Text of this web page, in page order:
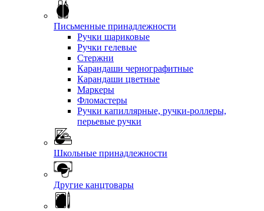
Письменные принадлежности
Ручки шариковые
Ручки гелевые
Стержни
Карандаши чернографитные
Карандаши цветные
Маркеры
Фломастеры
Ручки капиллярные, ручки-роллеры,
перьевые ручки
Школьные принадлежности
Другие канцтовары